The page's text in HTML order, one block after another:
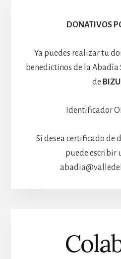
DONATIVOS
Ya puedes realizar tu
benedictinos de la Abadía
de
Identificador
Si desea certificado de
puede escribir